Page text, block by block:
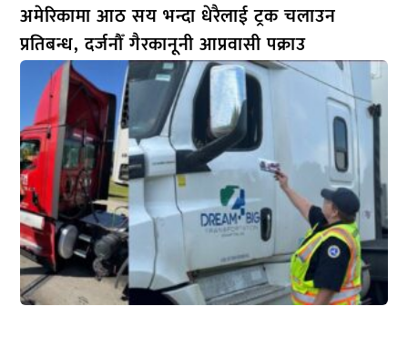
अमेरिकामा आठ सय भन्दा धेरैलाई ट्रक चलाउन
प्रतिबन्ध, दर्जनौँ गैरकानूनी आप्रवासी पक्राउ